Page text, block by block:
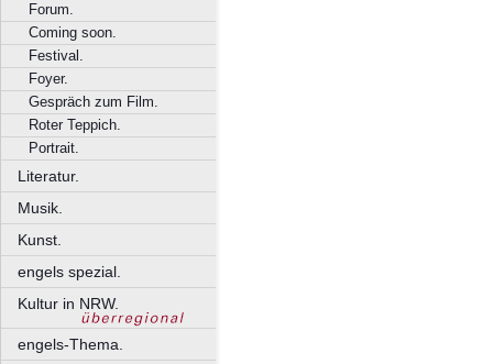
Forum.
Coming soon.
Festival.
Foyer.
Gespräch zum Film.
Roter Teppich.
Portrait.
Literatur.
Musik.
Kunst.
engels spezial.
Kultur in NRW.
engels-Thema.